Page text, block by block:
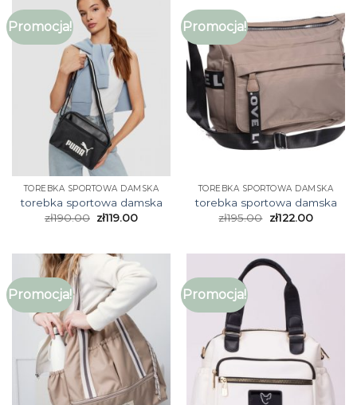
Promocja!
TOREBKA SPORTOWA DAMSKA
torebka sportowa damska
zł190.00 zł119.00
Promocja!
TOREBKA SPORTOWA DAMSKA
torebka sportowa damska
zł195.00 zł122.00
Promocja! Promocja!